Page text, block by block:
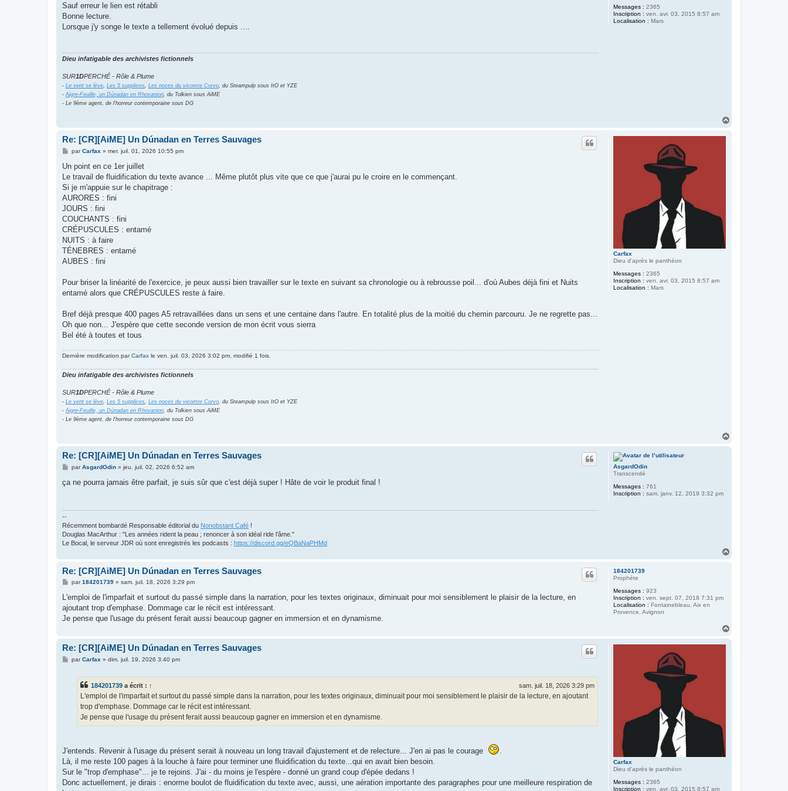
Messages : 2365
Inscription : ven. avr. 03, 2015 8:57 am
Localisation : Mars
Sauf erreur le lien est rétabli
Bonne lecture.
Lorsque j'y songe le texte a tellement évolué depuis ....
Dieu infatigable des archivistes fictionnels
SUR1DPERCHÉ - Rôle & Plume
- Le vent se lève, Les 5 supplices, Les noces du vicomte Corvo, du Steampulp sous ItO et YZE
- Aigre-Feuille, un Dúnadan en Rhovanion, du Tolkien sous AiME
- Le 9ème agent, de l'horreur contemporaine sous DG
Carfax
Dieu d'après le panthéon
Messages : 2365
Inscription : ven. avr. 03, 2015 8:57 am
Localisation : Mars
Re: [CR][AiME] Un Dúnadan en Terres Sauvages
M
s
a
g
e
parCarfax » mer. juil. 01, 2026 10:55 pm
Un point en ce 1er juillet
Le travail de fluidification du texte avance ... Même plutôt plus vite que ce que j'aurai pu le croire en le commençant.
Si je m'appuie sur le chapitrage :
AURORES : fini
JOURS : fini
COUCHANTS : fini
CRÉPUSCULES : entamé
NUITS : à faire
TÉNEBRES : entamé
AUBES : fini
Pour briser la linéarité de l'exercice, je peux aussi bien travailler sur le texte en suivant sa chronologie ou à rebrousse poil... d'où Aubes déjà fini et Nuits
entamé alors que CRÉPUSCULES reste à faire.
Bref déjà presque 400 pages A5 retravaillées dans un sens et une centaine dans l'autre. En totalité plus de la moitié du chemin parcouru. Je ne regrette pas...
Oh que non... J'espère que cette seconde version de mon écrit vous sierra
Bel été à toutes et tous
Dernière modification parCarfax le ven. juil. 03, 2026 3:02 pm, modifié 1 fois.
Dieu infatigable des archivistes fictionnels
SUR1DPERCHÉ - Rôle & Plume
- Le vent se lève, Les 5 supplices, Les noces du vicomte Corvo, du Steampulp sous ItO et YZE
- Aigre-Feuille, un Dúnadan en Rhovanion, du Tolkien sous AiME
- Le 9ème agent, de l'horreur contemporaine sous DG
AsgardOdin
Transcendé
Messages : 761
Inscription : sam. janv. 12, 2019 3:32 pm
Re: [CR][AiME] Un Dúnadan en Terres Sauvages
M
s
parAsgardOdin» jeu. juil. 02, 2026 6:52 am
ça ne pourra jamais être parfait, je suis sûr que c'est déjà super ! Hâte de voir le produit final !
--
Récemment bombardé Responsable éditorial du Nonobstant Café !
Douglas MacArthur : "Les années rident la peau ; renoncer à son idéal ride l’âme."
Le Bocal, le serveur JDR où sont enregistrés les podcasts : https://discord.gg/eQBaNaPHMd
184201739
Prophète
Messages : 923
Inscription : ven. sept. 07, 2018 7:31 pm
Localisation : Fontainebleau, Aix en
Provence, Avignon
Re: [CR][AiME] Un Dúnadan en Terres Sauvages
M
s
a
g
par184201739» sam. juil. 18, 2026 3:29 pm
L'emploi de l'imparfait et surtout du passé simple dans la narration, pour les textes originaux, diminuait pour moi sensiblement le plaisir de la lecture, en
ajoutant trop d'emphase. Dommage car le récit est intéressant.
Je pense que l'usage du présent ferait aussi beaucoup gagner en immersion et en dynamisme.
Carfax
Dieu d'après le panthéon
Messages : 2365
Inscription : ven. avr. 03, 2015 8:57 am
Re: [CR][AiME] Un Dúnadan en Terres Sauvages
MparCarfax » dim. juil. 19, 2026 3:40 pm
184201739 a écrit : ↑ sam. juil. 18, 2026 3:29 pm
L'emploi de l'imparfait et surtout du passé simple dans la narration, pour les textes originaux, diminuait pour moi sensiblement le plaisir de la lecture, en ajoutant
trop d'emphase. Dommage car le récit est intéressant.
Je pense que l'usage du présent ferait aussi beaucoup gagner en immersion et en dynamisme.
J'entends. Revenir à l'usage du présent serait à nouveau un long travail d'ajustement et de relecture... J'en ai pas le courage
.
Là, il me reste 100 pages à la louche à faire pour terminer une fluidification du texte...qui en avait bien besoin.
Sur le "trop d'emphase"... je te rejoins. J'ai - du moins je l'espère - donné un grand coup d'épée dedans !
Donc actuellement, je dirais : enorme boulot de fluidification du texte avec, aussi, une aération importante des paragraphes pour une meilleure respiration de